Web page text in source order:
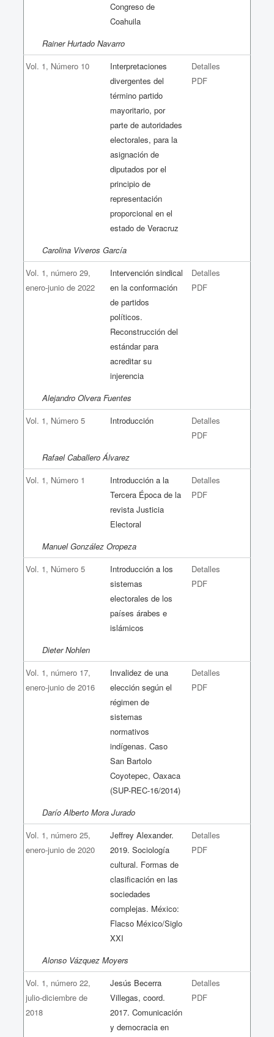
Congreso de
Coahuila
Rainer Hurtado Navarro
Vol. 1, Número 10
Interpretaciones
divergentes del
término partido
mayoritario, por
parte de autoridades
electorales, para la
asignación de
diputados por el
principio de
representación
proporcional en el
estado de Veracruz
Detalles
PDF
Carolina Viveros García
Vol. 1, número 29,
enero-junio de 2022
Intervención sindical
en la conformación
de partidos
políticos.
Reconstrucción del
estándar para
acreditar su
injerencia
Detalles
PDF
Alejandro Olvera Fuentes
Vol. 1, Número 5
Introducción
Detalles
PDF
Rafael Caballero Álvarez
Vol. 1, Número 1
Introducción a la
Tercera Época de la
revista Justicia
Electoral
Detalles
PDF
Manuel González Oropeza
Vol. 1, Número 5
Introducción a los
sistemas
electorales de los
países árabes e
islámicos
Detalles
PDF
Dieter Nohlen
Vol. 1, número 17,
enero-junio de 2016
Invalidez de una
elección según el
régimen de
sistemas
normativos
indígenas. Caso
San Bartolo
Coyotepec, Oaxaca
(SUP-REC-16/2014)
Detalles
PDF
Darío Alberto Mora Jurado
Vol. 1, número 25,
enero-junio de 2020
Jeffrey Alexander.
2019. Sociología
cultural. Formas de
clasificación en las
sociedades
complejas. México:
Flacso México/Siglo
XXI
Detalles
PDF
Alonso Vázquez Moyers
Vol. 1, número 22,
julio-diciembre de
2018
Jesús Becerra
Villegas, coord.
2017. Comunicación
y democracia en
Detalles
PDF